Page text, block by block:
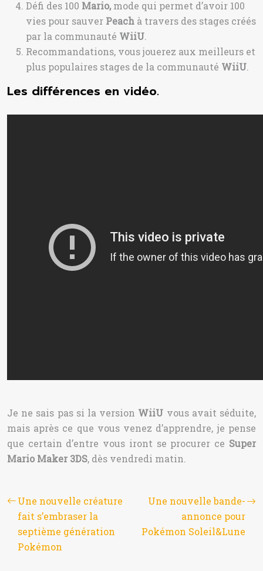
Défi des 100 Mario, mode qui permet d’avoir 100
vies pour sauver Peach à travers des stages créés
par la communauté WiiU.
Recommandations, vous jouerez aux meilleurs et
plus populaires stages de la communauté WiiU.
Les différences en vidéo.
Je ne sais pas si la version WiiU vous avait séduite,
mais après ce que vous venez d’apprendre, je pense
que certain d’entre vous iront se procurer ce Super
Mario Maker 3DS, dès vendredi matin.
Une nouvelle créature
fait s’embraser la
septième génération
Pokémon
Une nouvelle bande-
annonce pour
Pokémon Soleil&Lune